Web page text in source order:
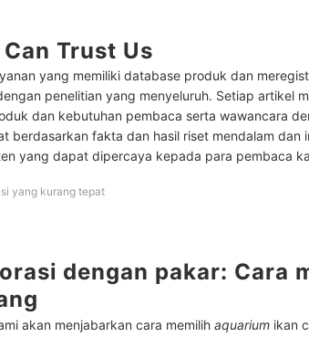
seputar aquarium cupang
cupang tidak mau makan?
sirip ikan cupang yang sobek?
saya ngedok?
Trust Us
yang memiliki database produk dan
penelitian yang menyeluruh. Setiap artikel
dan kebutuhan pembaca serta wawancara
berdasarkan fakta dan hasil riset mendalam
yang dapat dipercaya kepada para pembaca
yang kurang tepat
dengan pakar: Cara
akan menjabarkan cara memilih aquarium ikan